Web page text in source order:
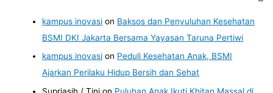
kampus inovasi on Baksos dan Penyuluhan Kesehatan
BSMI DKI Jakarta Bersama Yayasan Taruna Pertiwi
kampus inovasi on Peduli Kesehatan Anak, BSMI
Ajarkan Perilaku Hidup Bersih dan Sehat
Supriasih / Tini on Puluhan Anak Ikuti Khitan Massal di